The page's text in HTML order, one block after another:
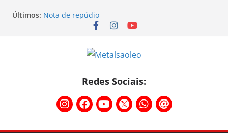
Últimos: Nota de repúdio
Conselho Diretivo da CNM/CUT debate indústria e
Physioclinic: parceira do Sindicato
Assembleia na Taurus – Campanha salarial
Assembleia na Taurus fortalece campanha
salarial e mostra a força da categoria que exige
reajuste
Redes Sociais: